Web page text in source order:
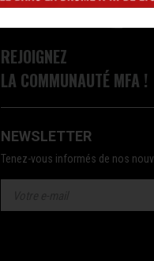
REJOIGNEZ
LA COMMUNAUTÉ MFA !
NEWSLETTER
Tenez-vous informés de nos